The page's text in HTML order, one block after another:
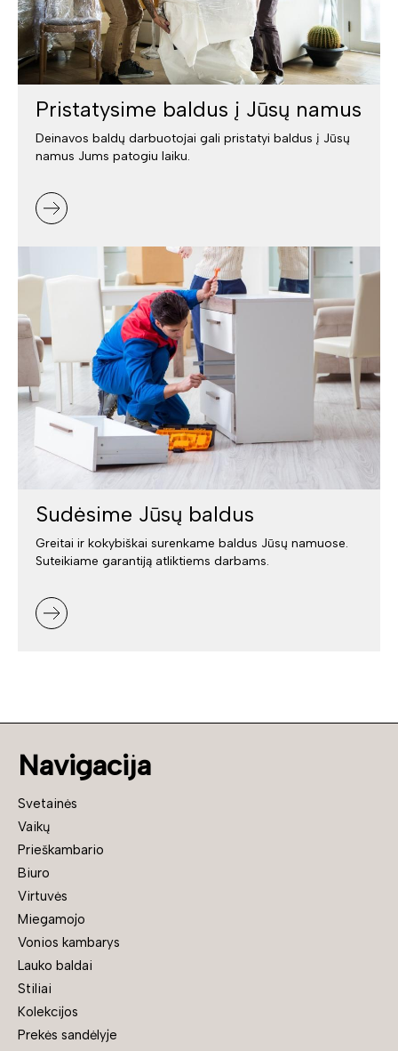
Pristatysime baldus į Jūsų namus
Deinavos baldų darbuotojai gali pristatyi baldus į Jūsų
namus Jums patogiu laiku.
Sudėsime Jūsų baldus
Greitai ir kokybiškai surenkame baldus Jūsų namuose.
Suteikiame garantiją atliktiems darbams.
Navigacija
Svetainės
Vaikų
Prieškambario
Biuro
Virtuvės
Miegamojo
Vonios kambarys
Lauko baldai
Stiliai
Kolekcijos
Prekės sandėlyje